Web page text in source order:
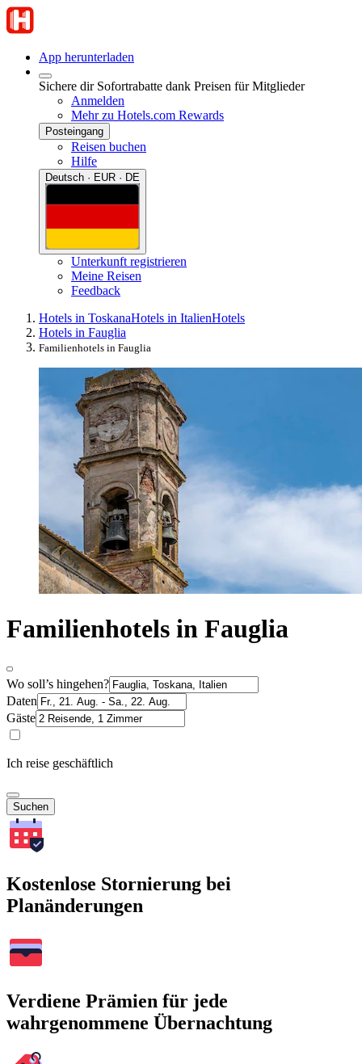
App herunterladen
Sichere dir Sofortrabatte dank Preisen für Mitglieder
Anmelden
Mehr zu Hotels.com Rewards
Posteingang
Reisen buchen
Hilfe
Deutsch · EUR · DE
Unterkunft registrieren
Meine Reisen
Feedback
Hotels in ToskanaHotels in ItalienHotels
Hotels in Fauglia
Familienhotels in Fauglia
Familienhotels in Fauglia
Wo soll’s hingehen?
Daten
Gäste
Ich reise geschäftlich
Suchen
Kostenlose Stornierung bei
Planänderungen
Verdiene Prämien für jede
wahrgenommene Übernachtung